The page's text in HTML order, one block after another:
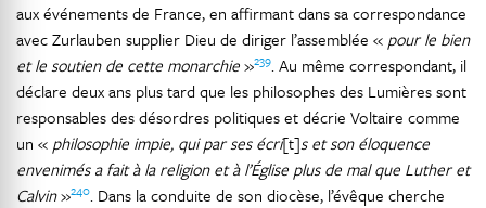
aux événements de France, en affirmant dans sa correspondance
avec Zurlauben supplier Dieu de diriger l’assemblée « pour le bien
et le soutien de cette monarchie»239. Au même correspondant, il
déclare deux ans plus tard que les philosophes des Lumières sont
responsables des désordres politiques et décrie Voltaire comme
un « philosophie impie, qui par ses écri[t]s et son éloquence
envenimés a fait à la religion et à l’Église plus de mal que Luther et
Calvin»240. Dans la conduite de son diocèse, l’évêque cherche